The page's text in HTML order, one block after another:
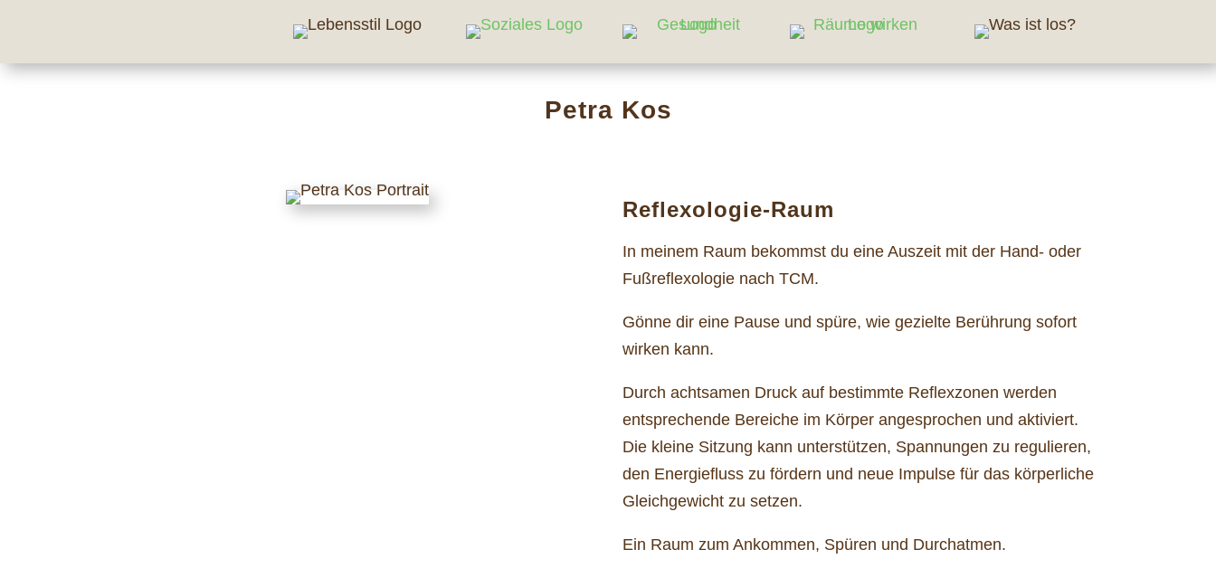
Petra Kos
Reflexologie-Raum
In meinem Raum bekommst du eine Auszeit mit der Hand- oder
Fußreflexologie nach TCM.
Gönne dir eine Pause und spüre, wie gezielte Berührung sofort
wirken kann.
Durch achtsamen Druck auf bestimmte Reflexzonen werden
entsprechende Bereiche im Körper angesprochen und aktiviert.
Die kleine Sitzung kann unterstützen, Spannungen zu regulieren,
den Energiefluss zu fördern und neue Impulse für das körperliche
Gleichgewicht zu setzen.
Ein Raum zum Ankommen, Spüren und Durchatmen.